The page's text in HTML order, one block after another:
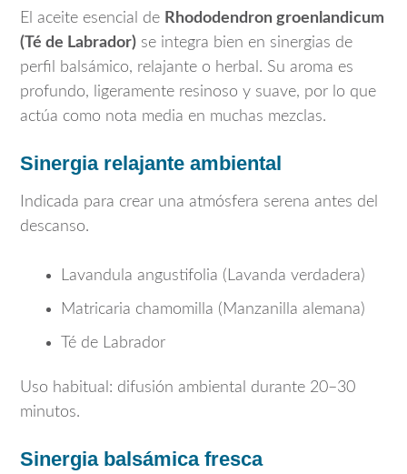
El aceite esencial de Rhododendron groenlandicum
(Té de Labrador) se integra bien en sinergias de
perfil balsámico, relajante o herbal. Su aroma es
profundo, ligeramente resinoso y suave, por lo que
actúa como nota media en muchas mezclas.
Sinergia relajante ambiental
Indicada para crear una atmósfera serena antes del
descanso.
Lavandula angustifolia (Lavanda verdadera)
Matricaria chamomilla (Manzanilla alemana)
Té de Labrador
Uso habitual: difusión ambiental durante 20–30
minutos.
Sinergia balsámica fresca